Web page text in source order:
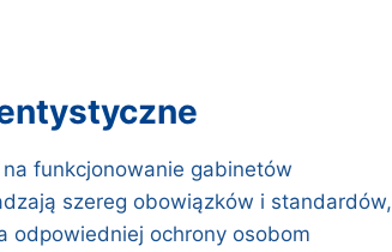
funkcjonowanie gabinetów
szereg obowiązków i standardów,
odpowiedniej ochrony osobom